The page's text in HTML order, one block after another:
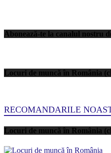
Abonează-te la canalul nostru
Locuri de muncă în România
RECOMANDARILE
Locuri de muncă în România